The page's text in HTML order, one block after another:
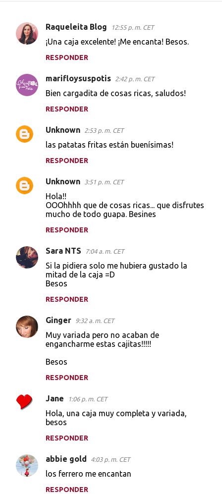
C
e
n
r
Raqueleita Blog 12:55 p. m. CET
¡Una caja excelente! ¡Me encanta! Besos.
RESPONDER
marifloysuspotis 2:42 p. m. CET
Bien cargadita de cosas ricas, saludos!
RESPONDER
Unknown 2:53 p. m. CET
las patatas fritas están buenísimas!
RESPONDER
Unknown 3:51 p. m. CET
Hola!!
OOOhhhh que de cosas ricas... que disfrutes
mucho de todo guapa. Besines
RESPONDER
Sara NTS 7:04 a. m. CET
Si la pidiera solo me hubiera gustado la
mitad de la caja =D
Besos
RESPONDER
Ginger 9:32 a. m. CET
Muy variada pero no acaban de
engancharme estas cajitas!!!!!
Besos
RESPONDER
Jane 1:06 p. m. CET
Hola, una caja muy completa y variada,
besos
RESPONDER
abbie gold 4:03 p. m. CET
los ferrero me encantan
RESPONDER